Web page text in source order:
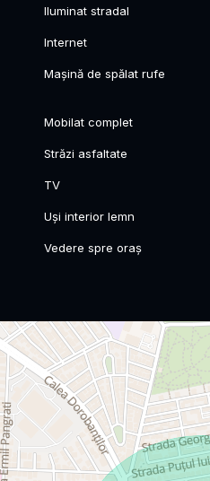
Iluminat stradal
Internet
Mașină de spălat rufe
Mobilat complet
Străzi asfaltate
TV
Uși interior lemn
Vedere spre oraș